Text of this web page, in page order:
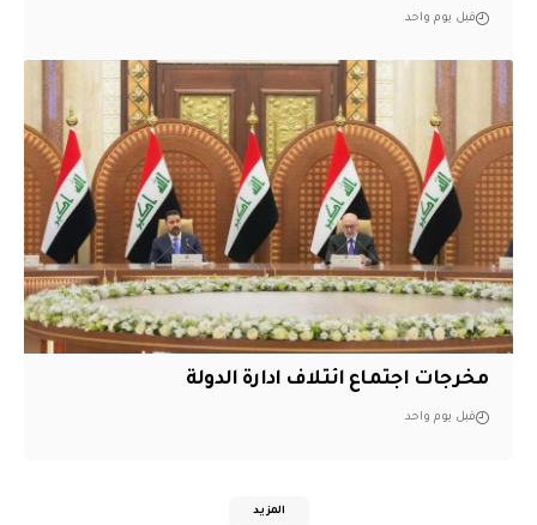
قبل يوم واحد
مخرجات اجتماع ائتلاف ادارة الدولة
قبل يوم واحد
المزيد